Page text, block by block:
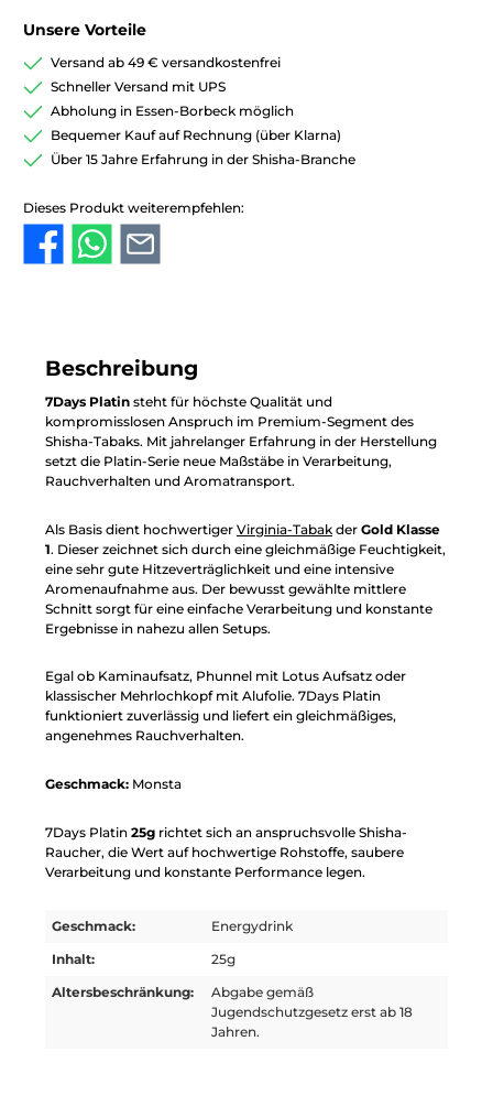
Unsere Vorteile
Versand ab 49 € versandkostenfrei
Schneller Versand mit UPS
Abholung in Essen-Borbeck möglich
Bequemer Kauf auf Rechnung (über Klarna)
Über 15 Jahre Erfahrung in der Shisha-Branche
Dieses Produkt weiterempfehlen:
Beschreibung
7Days Platin steht für höchste Qualität und
kompromisslosen Anspruch im Premium-Segment des
Shisha-Tabaks. Mit jahrelanger Erfahrung in der Herstellung
setzt die Platin-Serie neue Maßstäbe in Verarbeitung,
Rauchverhalten und Aromatransport.
Als Basis dient hochwertiger Virginia-Tabak der Gold Klasse
1. Dieser zeichnet sich durch eine gleichmäßige Feuchtigkeit,
eine sehr gute Hitzeverträglichkeit und eine intensive
Aromenaufnahme aus. Der bewusst gewählte mittlere
Schnitt sorgt für eine einfache Verarbeitung und konstante
Ergebnisse in nahezu allen Setups.
Egal ob Kaminaufsatz, Phunnel mit Lotus Aufsatz oder
klassischer Mehrlochkopf mit Alufolie. 7Days Platin
funktioniert zuverlässig und liefert ein gleichmäßiges,
angenehmes Rauchverhalten.
Geschmack: Monsta
7Days Platin 25g richtet sich an anspruchsvolle Shisha-
Raucher, die Wert auf hochwertige Rohstoffe, saubere
Verarbeitung und konstante Performance legen.
Geschmack:
Energydrink
Inhalt:
25g
Altersbeschränkung:
Abgabe gemäß
Jugendschutzgesetz erst ab 18
Jahren.